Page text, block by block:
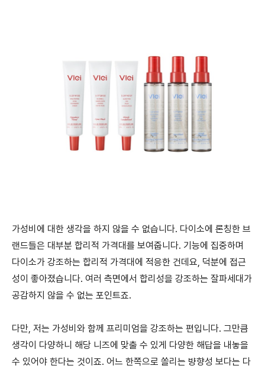
가성비에 대한 생각을 하지 않을 수 없습니다. 다이소에 론칭한 브
랜드들은 대부분 합리적 가격대를 보여줍니다. 기능에 집중하며
다이소가 강조하는 합리적 가격대에 적응한 건데요, 덕분에 접근
성이 좋아졌습니다. 여러 측면에서 합리성을 강조하는 잘파세대가
공감하지 않을 수 없는 포인트죠.
다만, 저는 가성비와 함께 프리미엄을 강조하는 편입니다. 그만큼
생각이 다양하니 해당 니즈에 맞출 수 있게 다양한 해답을 내놓을
수 있어야 한다는 것이죠. 어느 한쪽으로 쏠리는 뱡향성 보다는 다